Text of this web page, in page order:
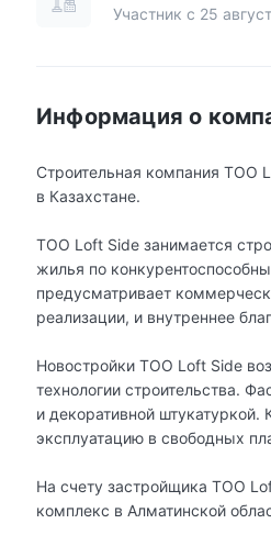
Участник с 25
Информация о
Строительная компания ТОО
в Казахстане.
ТОО Loft Side занимается
жилья по
предусматривает
реализации, и внутреннее
Новостройки ТОО Loft Side
технологии строительства.
и декоративной
эксплуатацию в свободных
На счету застройщика ТОО
комплекс в Алматинской